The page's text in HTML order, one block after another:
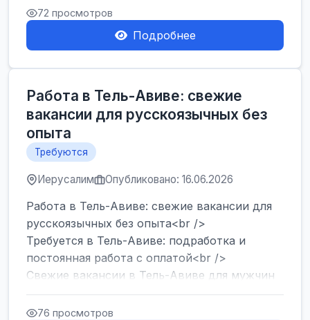
72 просмотров
Подробнее
Работа в Тель-Авиве: свежие
вакансии для русскоязычных без
опыта
Требуются
Иерусалим Опубликовано: 16.06.2026
Работа в Тель-Авиве: свежие вакансии для
русскоязычных без опыта<br />
Требуется в Тель-Авиве: подработка и
постоянная работа с оплатой<br />
Свежие вакансии в Тель-Авиве для мужчин
и женщин от хозя...
76 просмотров